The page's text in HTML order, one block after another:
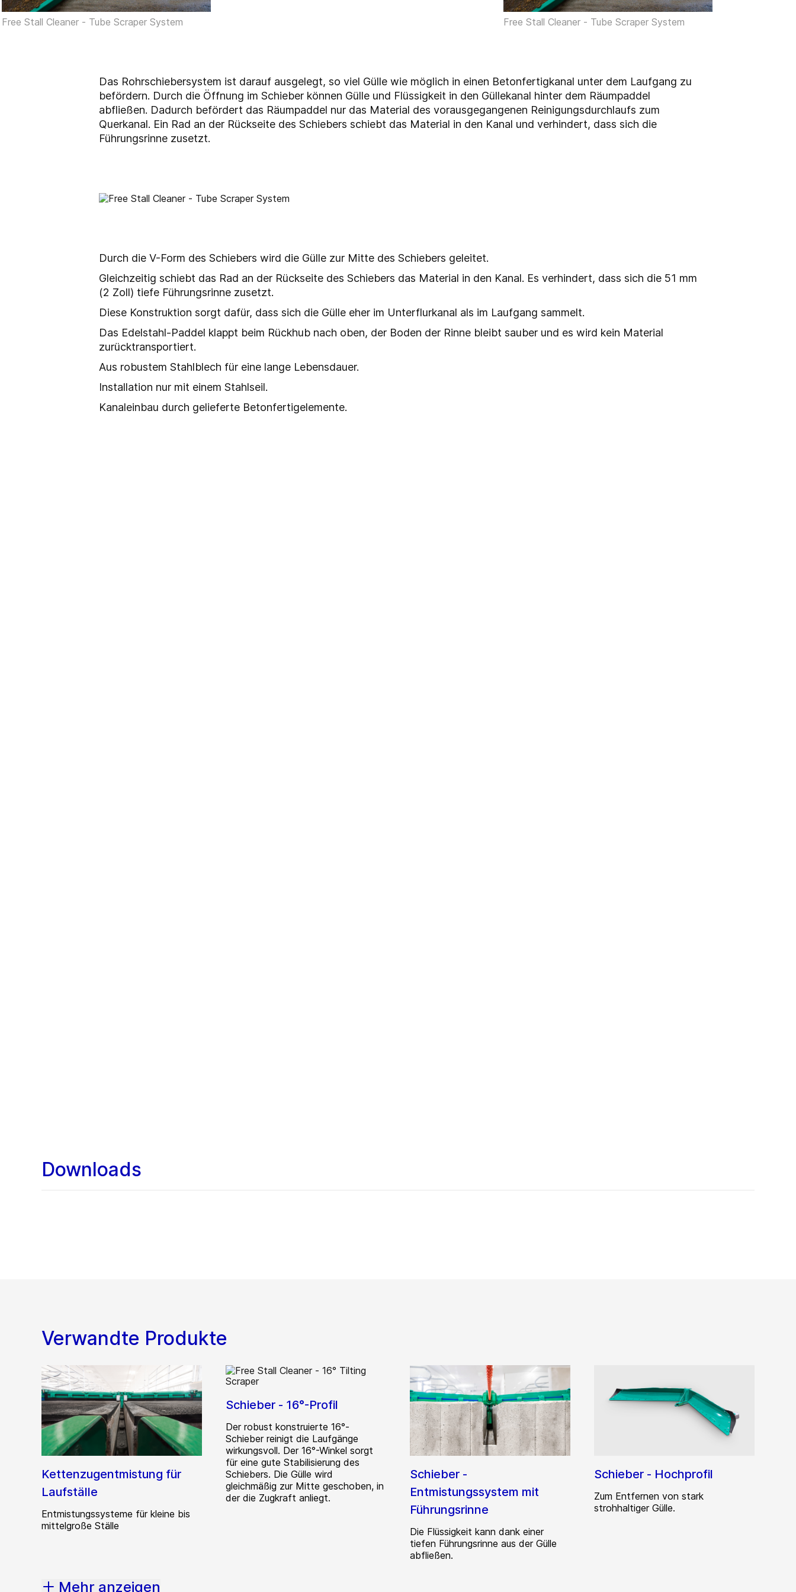
Free Stall Cleaner - Tube Scraper System Free Stall Cleaner - Tube Scraper System
Das Rohrschiebersystem ist darauf ausgelegt, so viel Gülle wie möglich in einen Betonfertigkanal unter dem Laufgang zu
befördern. Durch die Öffnung im Schieber können Gülle und Flüssigkeit in den Güllekanal hinter dem Räumpaddel
abfließen. Dadurch befördert das Räumpaddel nur das Material des vorausgegangenen Reinigungsdurchlaufs zum
Querkanal. Ein Rad an der Rückseite des Schiebers schiebt das Material in den Kanal und verhindert, dass sich die
Führungsrinne zusetzt.
Durch die V-Form des Schiebers wird die Gülle zur Mitte des Schiebers geleitet.
Gleichzeitig schiebt das Rad an der Rückseite des Schiebers das Material in den Kanal. Es verhindert, dass sich die 51 mm
(2 Zoll) tiefe Führungsrinne zusetzt.
Diese Konstruktion sorgt dafür, dass sich die Gülle eher im Unterflurkanal als im Laufgang sammelt.
Das Edelstahl-Paddel klappt beim Rückhub nach oben, der Boden der Rinne bleibt sauber und es wird kein Material
zurücktransportiert.
Aus robustem Stahlblech für eine lange Lebensdauer.
Installation nur mit einem Stahlseil.
Kanaleinbau durch gelieferte Betonfertigelemente.
Downloads
Verwandte Produkte
Kettenzugentmistung für
Laufställe
Entmistungssysteme für kleine bis
mittelgroße Ställe
Schieber - 16°-Profil
Der robust konstruierte 16°-
Schieber reinigt die Laufgänge
wirkungsvoll. Der 16°-Winkel sorgt
für eine gute Stabilisierung des
Schiebers. Die Gülle wird
gleichmäßig zur Mitte geschoben, in
der die Zugkraft anliegt.
Schieber -
Entmistungssystem mit
Führungsrinne
Die Flüssigkeit kann dank einer
tiefen Führungsrinne aus der Gülle
abfließen.
Schieber - Hochprofil
Zum Entfernen von stark
strohhaltiger Gülle.
Mehr anzeigen